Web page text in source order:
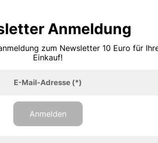
Anmeldung
zum Newsletter 10 Euro für
Einkauf!
E-Mail-Adresse(*)
Anmelden